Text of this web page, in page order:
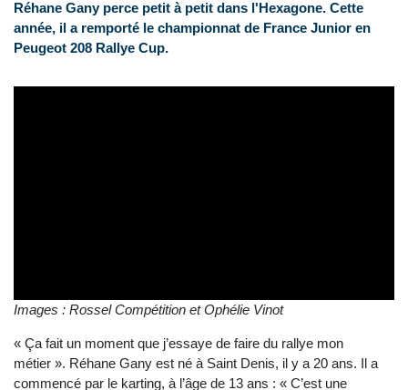
Réhane Gany perce petit à petit dans l'Hexagone. Cette
année, il a remporté le championnat de France Junior en
Peugeot 208 Rallye Cup.
Images : Rossel Compétition et Ophélie Vinot
« Ça fait un moment que j’essaye de faire du rallye mon
métier ». Réhane Gany est né à Saint Denis, il y a 20 ans. Il a
commencé par le karting, à l’âge de 13 ans : « C’est une